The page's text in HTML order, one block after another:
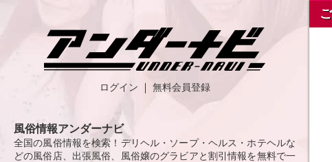
ログイン 無料会員登録
風俗情報アンダーナビ
全国の風俗情報を検索！デリヘル・ソープ・ヘルス・ホテヘルな
どの風俗店、出張風俗、風俗嬢のグラビアと割引情報を無料で一